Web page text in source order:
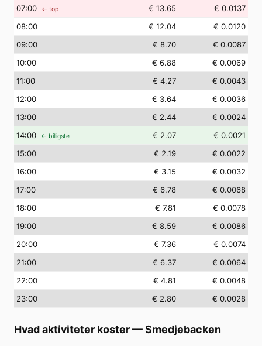
07:00 ← top € 13.65
€ 0.0137
08:00 € 12.04
€ 0.0120
09:00 € 8.70
€ 0.0087
10:00 € 6.88
€ 0.0069
11:00 € 4.27
€ 0.0043
12:00 € 3.64
€ 0.0036
13:00 € 2.44
€ 0.0024
14:00 ← billigste € 2.07
€ 0.0021
15:00 € 2.19
€ 0.0022
16:00 € 3.15
€ 0.0032
17:00 € 6.78
€ 0.0068
18:00 € 7.81
€ 0.0078
19:00 € 8.59
€ 0.0086
20:00 € 7.36
€ 0.0074
21:00 € 6.37
€ 0.0064
22:00 € 4.81
€ 0.0048
23:00 € 2.80 € 0.0028
Hvad aktiviteter koster—Smedjebacken